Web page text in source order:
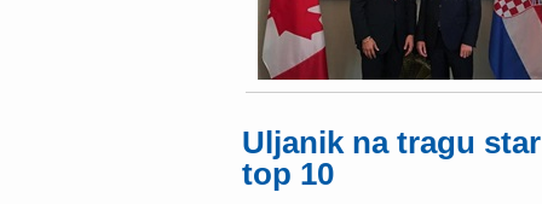
Uljanik na tragu
top 10